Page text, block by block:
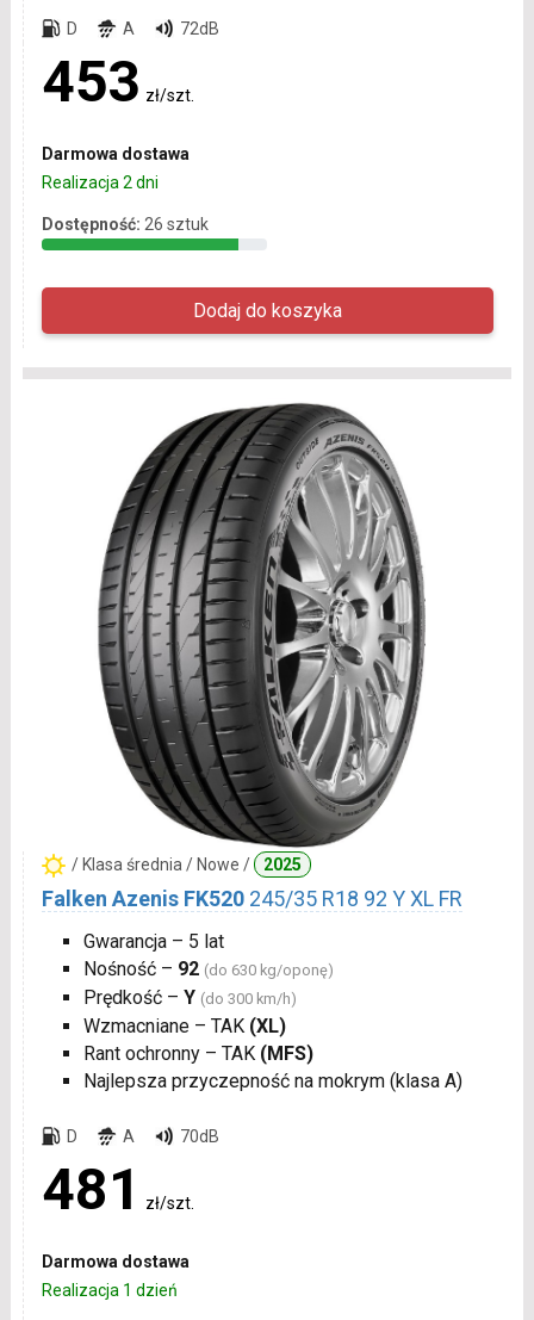
D A 72dB
453 zł/szt.
Darmowa dostawa
Realizacja 2 dni
Dostępność: 26 sztuk
/ Klasa średnia / Nowe / 2025
Falken Azenis FK520 245/35 R18 92 Y XL FR
Gwarancja – 5 lat
Nośność – 92 (do 630 kg/oponę)
Prędkość – Y (do 300 km/h)
Wzmacniane – TAK (XL)
Rant ochronny – TAK (MFS)
Najlepsza przyczepność na mokrym (klasa A)
D A 70dB
481 zł/szt.
Darmowa dostawa
Realizacja 1 dzień